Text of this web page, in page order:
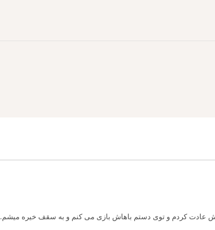
عادت کردم و توی دستم باهاش بازی می کنم و به سقف خیره میشم.